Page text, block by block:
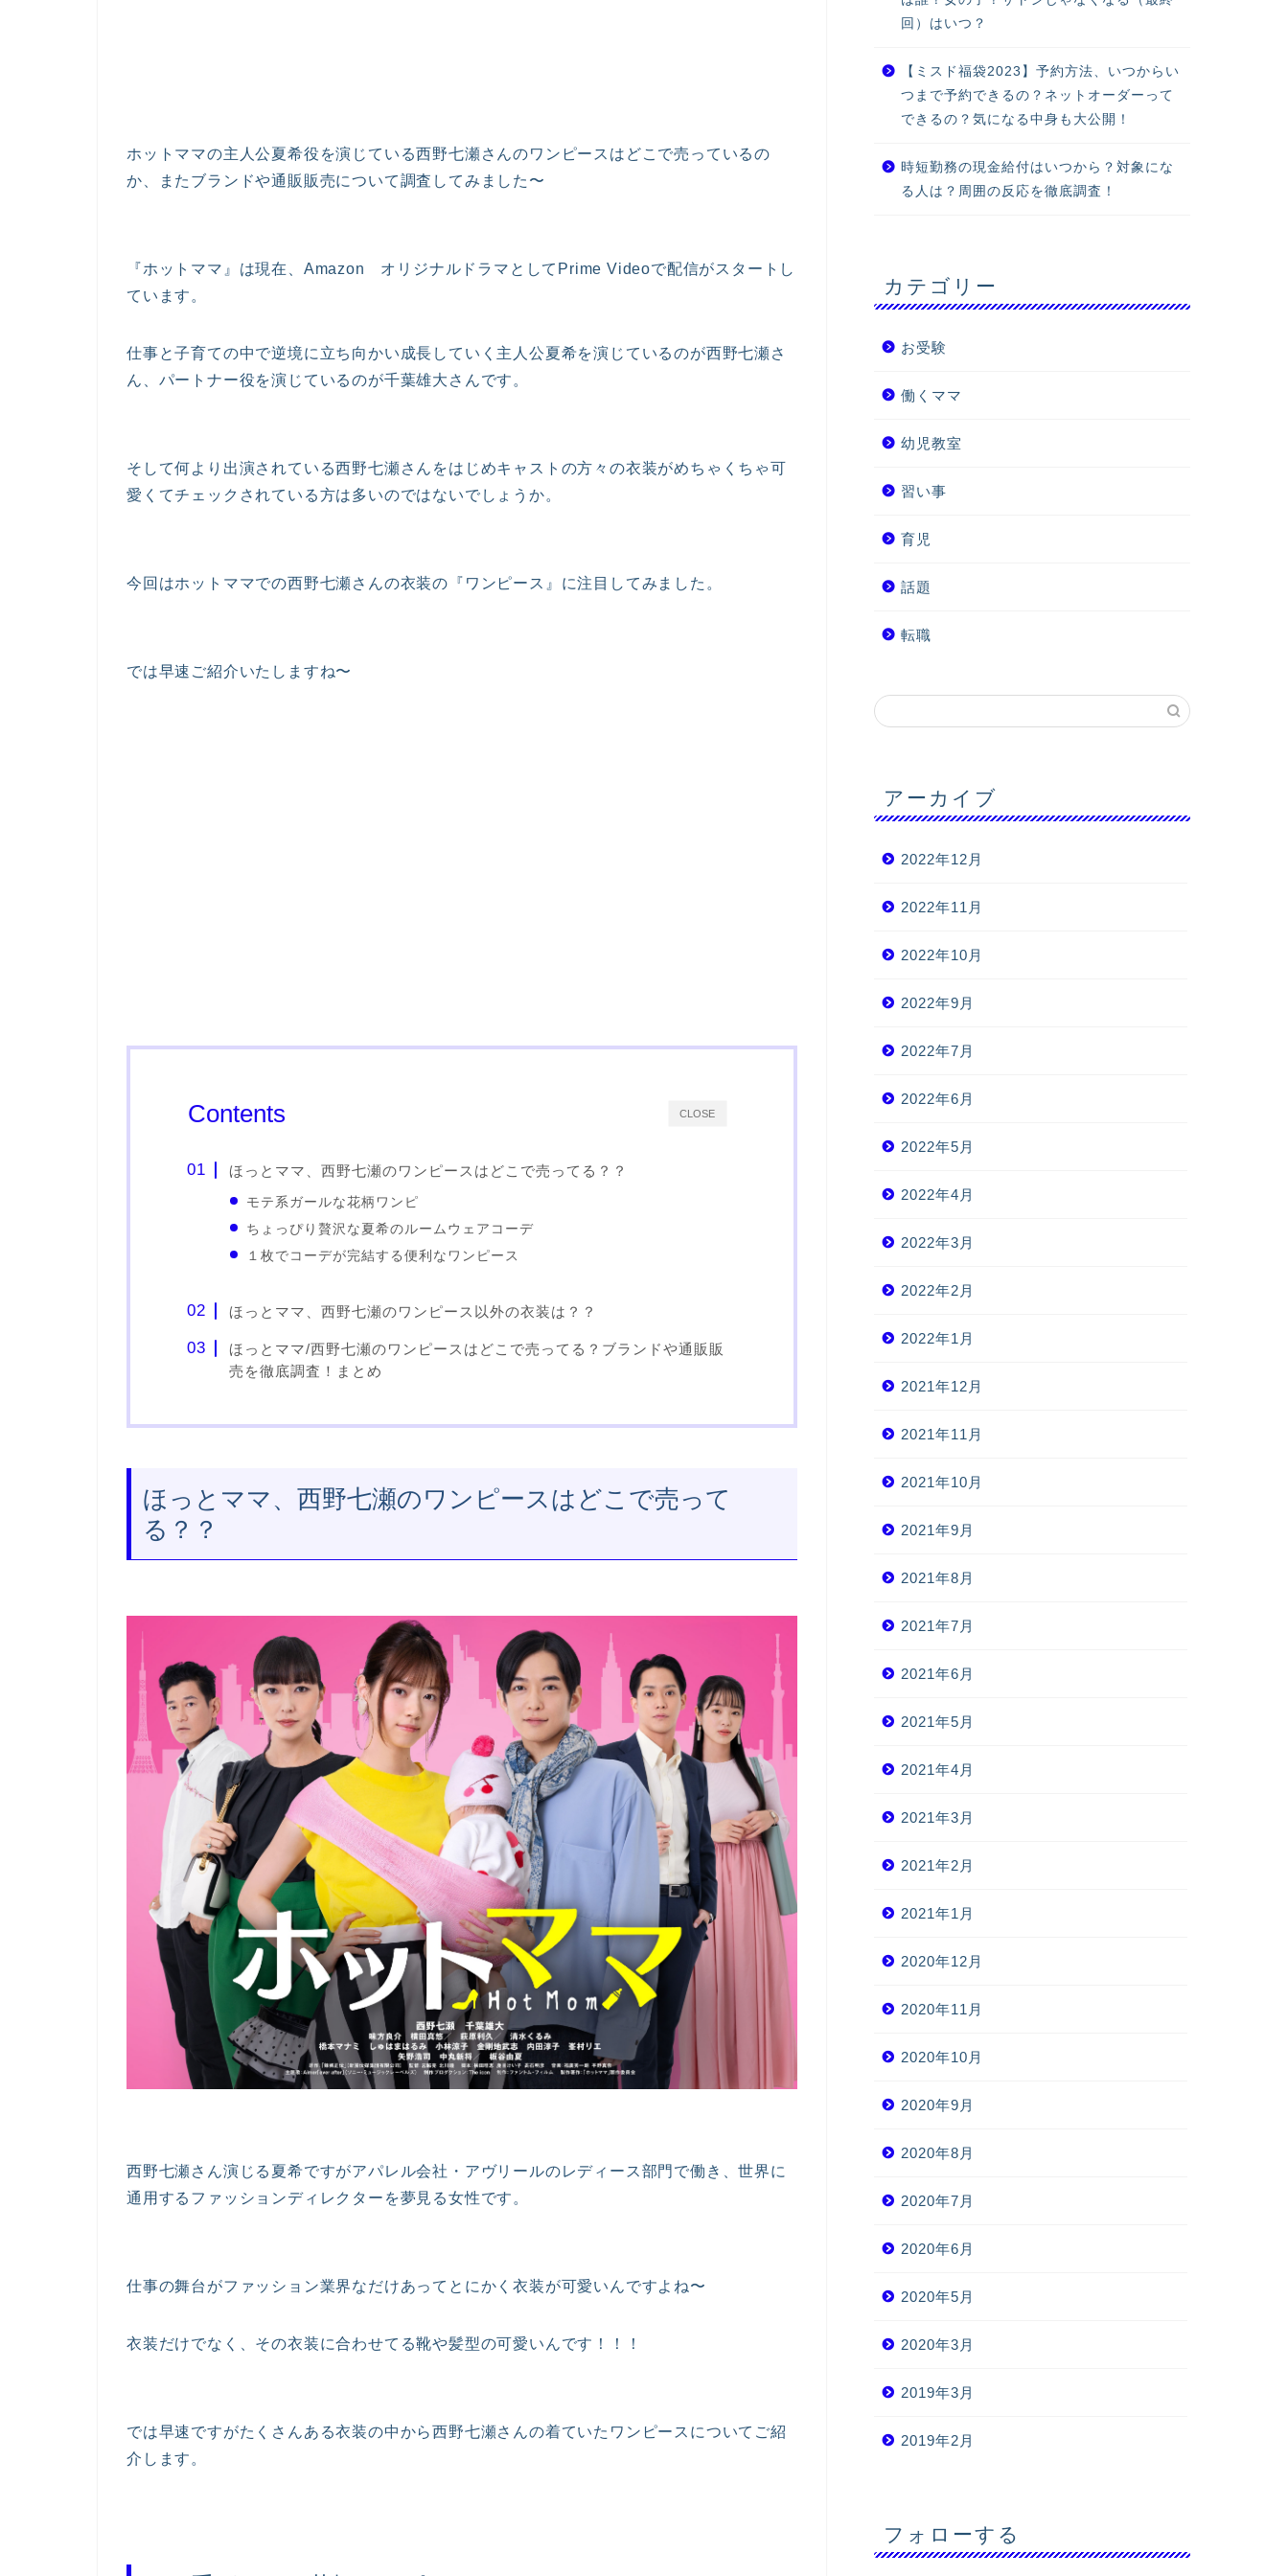
ホットママの主人公夏希役を演じている西野七瀬さんのワンピースはどこで売っているの
か、またブランドや通販販売について調査してみました〜
『ホットママ』は現在、Amazon オリジナルドラマとしてPrime Videoで配信がスタートし
ています。
仕事と子育ての中で逆境に立ち向かい成長していく主人公夏希を演じているのが西野七瀬さ
ん、パートナー役を演じているのが千葉雄大さんです。
そして何より出演されている西野七瀬さんをはじめキャストの方々の衣装がめちゃくちゃ可
愛くてチェックされている方は多いのではないでしょうか。
今回はホットママでの西野七瀬さんの衣装の『ワンピース』に注目してみました。
では早速ご紹介いたしますね〜
CLOSE
Contents
ほっとママ、西野七瀬のワンピースはどこで売ってる？？
モテ系ガールな花柄ワンピ
ちょっぴり贅沢な夏希のルームウェアコーデ
１枚でコーデが完結する便利なワンピース
ほっとママ、西野七瀬のワンピース以外の衣装は？？
ほっとママ/西野七瀬のワンピースはどこで売ってる？ブランドや通販販
売を徹底調査！まとめ
ほっとママ、西野七瀬のワンピースはどこで売って
る？？
西野七瀬さん演じる夏希ですがアパレル会社・アヴリールのレディース部門で働き、世界に
通用するファッションディレクターを夢見る女性です。
仕事の舞台がファッション業界なだけあってとにかく衣装が可愛いんですよね〜
衣装だけでなく、その衣装に合わせてる靴や髪型の可愛いんです！！！
では早速ですがたくさんある衣装の中から西野七瀬さんの着ていたワンピースについてご紹
介します。
回）はいつ？
【ミスド福袋2023】予約方法、いつからい
つまで予約できるの？ネットオーダーって
できるの？気になる中身も大公開！
時短勤務の現金給付はいつから？対象にな
る人は？周囲の反応を徹底調査！
カテゴリー
お受験
働くママ
幼児教室
習い事
育児
話題
転職
アーカイブ
2022年12月
2022年11月
2022年10月
2022年9月
2022年7月
2022年6月
2022年5月
2022年4月
2022年3月
2022年2月
2022年1月
2021年12月
2021年11月
2021年10月
2021年9月
2021年8月
2021年7月
2021年6月
2021年5月
2021年4月
2021年3月
2021年2月
2021年1月
2020年12月
2020年11月
2020年10月
2020年9月
2020年8月
2020年7月
2020年6月
2020年5月
2020年3月
2019年3月
2019年2月
フォローする